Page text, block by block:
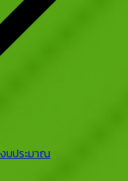
บประมาณ